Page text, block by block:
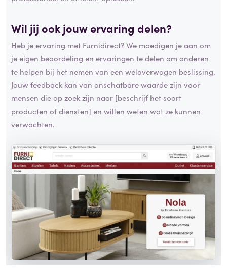
Wil jij ook jouw ervaring delen?
Heb je ervaring met Furnidirect? We moedigen je aan om
je eigen beoordeling en ervaringen te delen om anderen
te helpen bij het nemen van een weloverwogen beslissing.
Jouw feedback kan van onschatbare waarde zijn voor
mensen die op zoek zijn naar [beschrijf het soort
producten of diensten] en willen weten wat ze kunnen
verwachten.